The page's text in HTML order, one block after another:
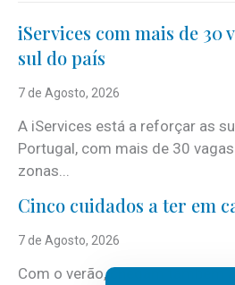
iServices com mais de 30
sul do país
7 de Agosto, 2026
A iServices está a reforçar as
Portugal, com mais de 30
zonas...
Cinco cuidados a ter em
7 de Agosto, 2026
Com o verão, chegam também